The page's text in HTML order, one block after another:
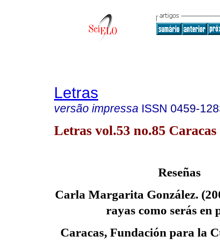
Letras
versão impressa ISSN 0459-
Letras vol.53 no.85 Caracas
Reseñas
Carla Margarita González.
rayas como serás en
Caracas, Fundación para la